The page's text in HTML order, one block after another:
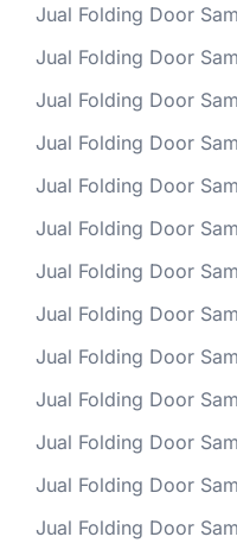
Jual Folding Door
Jual Folding Door
Jual Folding Door
Jual Folding Door
Jual Folding Door
Jual Folding Door
Jual Folding Door
Jual Folding Door
Jual Folding Door
Jual Folding Door
Jual Folding Door
Jual Folding Door
Jual Folding Door